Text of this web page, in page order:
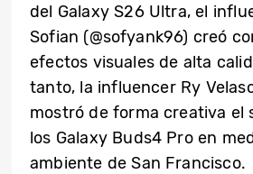
del Galaxy S26 Ultra, el
Sofian (@sofyank96) creó
efectos visuales de alta
tanto, la influencer Ry
mostró de forma creativa el
los Galaxy Buds4 Pro en
ambiente de San Francisco.